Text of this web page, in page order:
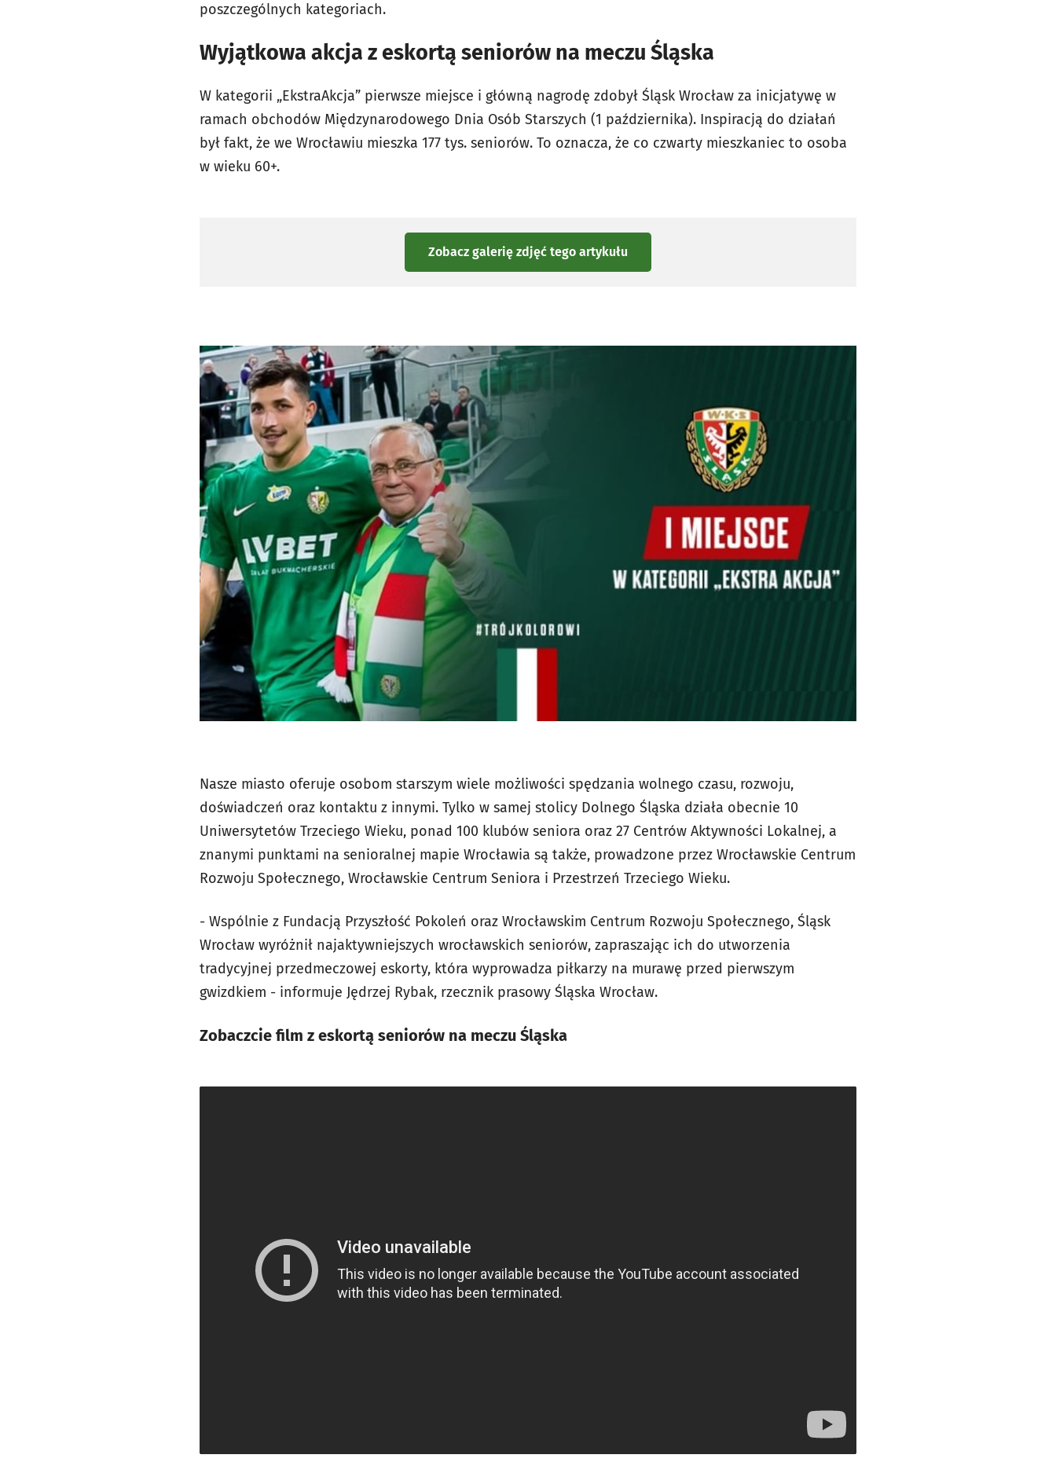
poszczególnych kategoriach.
Wyjątkowa akcja z eskortą seniorów na meczu Śląska
W kategorii „EkstraAkcja” pierwsze miejsce i główną nagrodę zdobył Śląsk Wrocław za inicjatywę w
ramach obchodów Międzynarodowego Dnia Osób Starszych (1 października). Inspiracją do działań
był fakt, że we Wrocławiu mieszka 177 tys. seniorów. To oznacza, że co czwarty mieszkaniec to osoba
w wieku 60+.
Zobacz galerię zdjęć tego artykułu
Nasze miasto oferuje osobom starszym wiele możliwości spędzania wolnego czasu, rozwoju,
doświadczeń oraz kontaktu z innymi. Tylko w samej stolicy Dolnego Śląska działa obecnie 10
Uniwersytetów Trzeciego Wieku, ponad 100 klubów seniora oraz 27 Centrów Aktywności Lokalnej, a
znanymi punktami na senioralnej mapie Wrocławia są także, prowadzone przez Wrocławskie Centrum
Rozwoju Społecznego, Wrocławskie Centrum Seniora i Przestrzeń Trzeciego Wieku.
- Wspólnie z Fundacją Przyszłość Pokoleń oraz Wrocławskim Centrum Rozwoju Społecznego, Śląsk
Wrocław wyróżnił najaktywniejszych wrocławskich seniorów, zapraszając ich do utworzenia
tradycyjnej przedmeczowej eskorty, która wyprowadza piłkarzy na murawę przed pierwszym
gwizdkiem - informuje Jędrzej Rybak, rzecznik prasowy Śląska Wrocław.
Zobaczcie film z eskortą seniorów na meczu Śląska